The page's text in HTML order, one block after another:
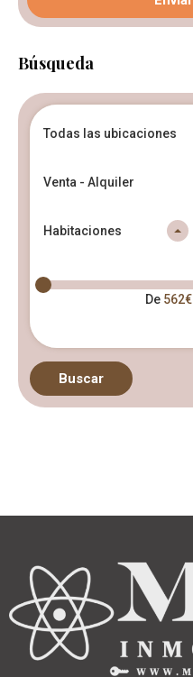
Búsqueda
Todas las ubicaciones
Venta - Alquiler
Habitaciones
De 562€
Buscar